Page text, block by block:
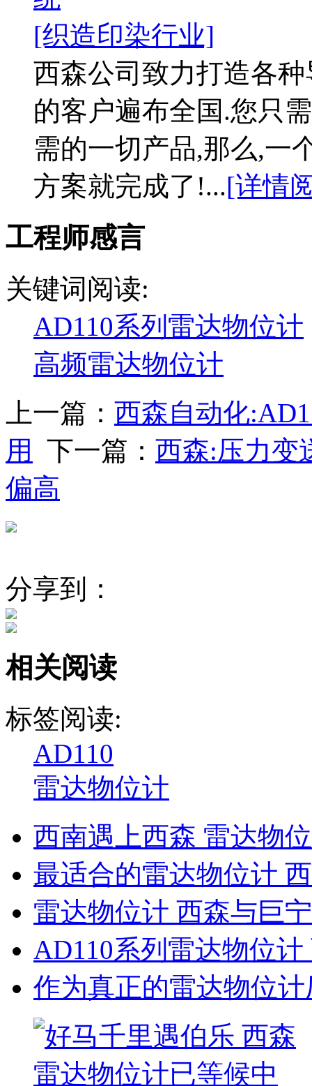
[织造印染行业]
西森公司致力打造各
的客户遍布全国.您只
需的一切产品,那么,一
方案就完成了!...[详情
工程师感言
关键词阅读:
AD110系列雷达物位计
高频雷达物位计
上一篇： 西森自动化
用
下一篇： 西森:压力变
偏高
分享到：
相关阅读
标签阅读:
AD110
雷达物位计
西南遇上西森 雷达物
最适合的雷达物位计
雷达物位计 西森与巨
AD110系列雷达物位
作为真正的雷达物位